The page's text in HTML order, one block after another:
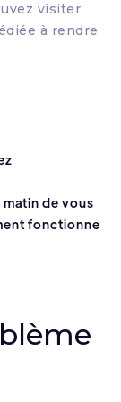
visiter
à rendre
de vous
fonctionne